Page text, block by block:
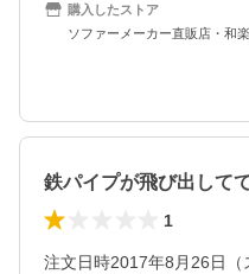
購入したストア
ソファーメーカー直販店・和楽
鉄パイプが飛び出して
1
注文日時2017年8月26日